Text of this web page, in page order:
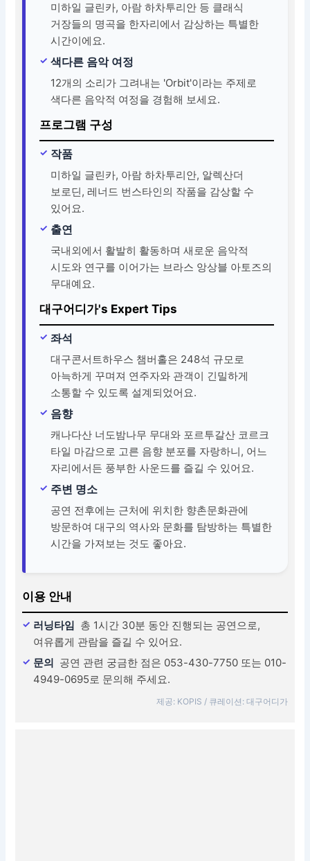
미하일 글린카, 아람 하차투리안 등 클래식
거장들의 명곡을 한자리에서 감상하는 특별한
시간이에요.
색다른 음악 여정
12개의 소리가 그려내는 'Orbit'이라는 주제로
색다른 음악적 여정을 경험해 보세요.
프로그램 구성
작품
미하일 글린카, 아람 하차투리안, 알렉산더
보로딘, 레너드 번스타인의 작품을 감상할 수
있어요.
출연
국내외에서 활발히 활동하며 새로운 음악적
시도와 연구를 이어가는 브라스 앙상블 아토즈의
무대예요.
대구어디가's Expert Tips
좌석
대구콘서트하우스 챔버홀은 248석 규모로
아늑하게 꾸며져 연주자와 관객이 긴밀하게
소통할 수 있도록 설계되었어요.
음향
캐나다산 너도밤나무 무대와 포르투갈산 코르크
타일 마감으로 고른 음향 분포를 자랑하니, 어느
자리에서든 풍부한 사운드를 즐길 수 있어요.
주변 명소
공연 전후에는 근처에 위치한 향촌문화관에
방문하여 대구의 역사와 문화를 탐방하는 특별한
시간을 가져보는 것도 좋아요.
이용 안내
러닝타임 총 1시간 30분 동안 진행되는 공연으로,
여유롭게 관람을 즐길 수 있어요.
문의 공연 관련 궁금한 점은 053-430-7750 또는 010-
4949-0695로 문의해 주세요.
제공: KOPIS / 큐레이션: 대구어디가